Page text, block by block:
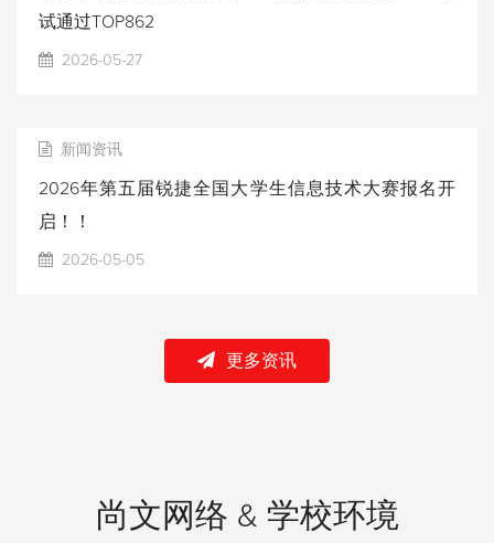
试通过TOP862
2026-05-27
新闻资讯
2026年第五届锐捷全国大学生信息技术大赛报名开
启！！
2026-05-05
更多资讯
尚文网络 & 学校环境